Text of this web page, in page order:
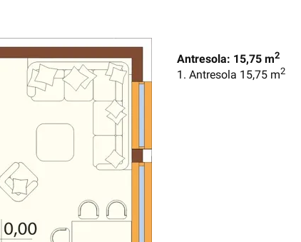
Antresola: 15,75 m2
1. Antresola 15,75 m2